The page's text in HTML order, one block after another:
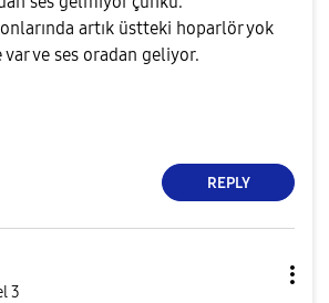
artık üstteki hoparlör yok
ve ses oradan geliyor.
REPLY
3